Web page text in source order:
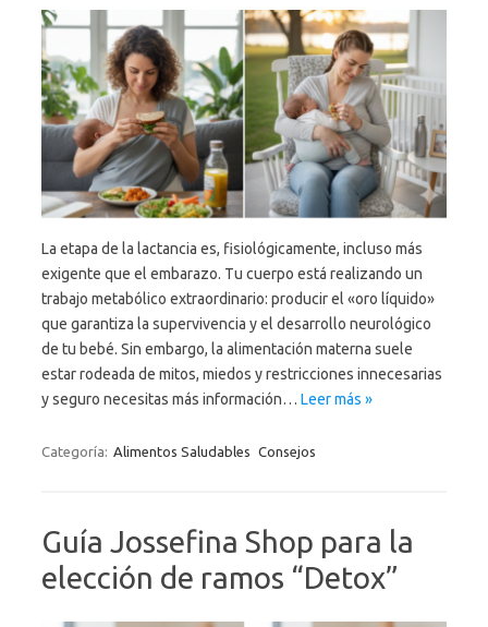
La etapa de la lactancia es, fisiológicamente, incluso más
exigente que el embarazo. Tu cuerpo está realizando un
trabajo metabólico extraordinario: producir el «oro líquido»
que garantiza la supervivencia y el desarrollo neurológico
de tu bebé. Sin embargo, la alimentación materna suele
estar rodeada de mitos, miedos y restricciones innecesarias
y seguro necesitas más información… Leer más »
Categoría: Alimentos Saludables Consejos
Guía Jossefina Shop para la
elección de ramos “Detox”